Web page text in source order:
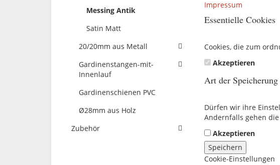
Impressum
Essentielle Cookies
Cookies, die zum
Akzeptieren
Art der Speicherung
Dürfen wir ihre
Andernfalls gehen
Akzeptieren
Speichern
Cookie-Einstellungen
Messing Antik
Satin Matt
20/20mm aus Metall
Gardinenstangen-mit-
Innenlauf
Gardinenschienen PVC
Ø28mm aus Holz
Zubehör